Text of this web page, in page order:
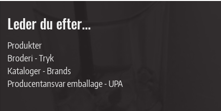
Leder du efter...
Produkter
Broderi - Tryk
Kataloger - Brands
Producentansvar emballage - UPA